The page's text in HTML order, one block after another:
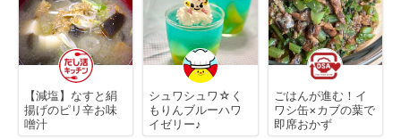
【減塩】なすと絹
揚げのピリ辛お味
噌汁
シュワシュワ☆く
もりんブルーハワ
イゼリー♪
ごはんが進む！イ
ワシ缶×カブの葉で
即席おかず